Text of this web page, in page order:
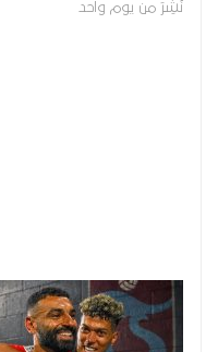
نُشِرَ من يوم واحد